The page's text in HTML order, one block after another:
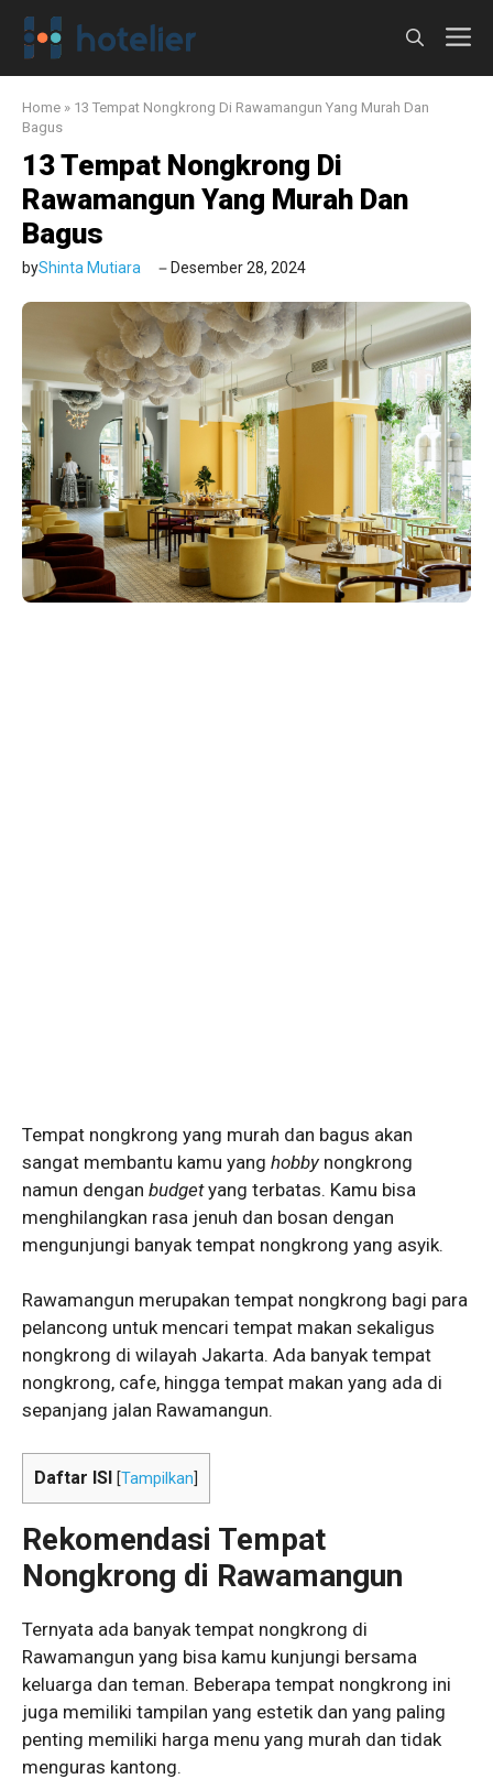
Langsung
Home » 13 Tempat Nongkrong Di Rawamangun Yang Murah Dan
Bagus
13 Tempat Nongkrong Di
Rawamangun Yang Murah Dan
Bagus
byShinta Mutiara Desember 28, 2024
Tempat nongkrong yang murah dan bagus akan
sangat membantu kamu yang hobby nongkrong
namun dengan budgetyang terbatas. Kamu bisa
menghilangkan rasa jenuh dan bosan dengan
mengunjungi banyak tempat nongkrong yang asyik.
Rawamangun merupakan tempat nongkrong bagi para
pelancong untuk mencari tempat makan sekaligus
nongkrong di wilayah Jakarta. Ada banyak tempat
nongkrong, cafe, hingga tempat makan yang ada di
sepanjang jalan Rawamangun.
Daftar ISI [Tampilkan
Rekomendasi Tempat
Nongkrong di Rawamangun
Ternyata ada banyak tempat nongkrong di
Rawamangun yang bisa kamu kunjungi bersama
keluarga dan teman. Beberapa tempat nongkrong ini
juga memiliki tampilan yang estetik dan yang paling
penting memiliki harga menu yang murah dan tidak
menguras kantong.